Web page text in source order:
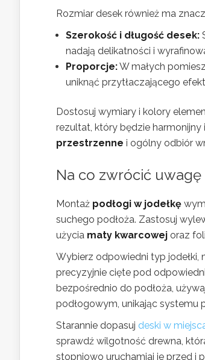
Rozmiar desek również ma
Szerokość i długość desek:
nadają delikatności i
Proporcje:W małych
uniknąć przytłaczającego
Dostosuj wymiary i kolory
rezultat, który będzie
przestrzenne i ogólny odbiór
Na co zwrócić uwagę
Montaż podłogi w jodełkę
suchego podłoża. Zastosuj
użycia maty kwarcowej oraz
Wybierz odpowiedni typ jodełki,
precyzyjnie cięte pod
bezpośrednio do podłoża,
podłogowym, unikając systemu
Starannie dopasuj deski w
sprawdź wilgotność drewna,
stopniowo uruchamiaj je przed i